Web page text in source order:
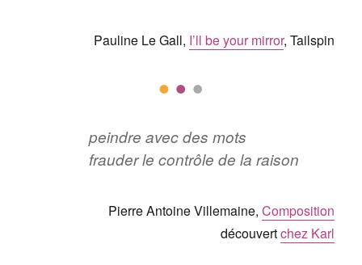
Pauline Le Gall, I’ll be your mirror, Tailspin
peindre avec des mots
frauder le contrôle de la raison
Pierre Antoine Villemaine, Composition
découvertchez Karl